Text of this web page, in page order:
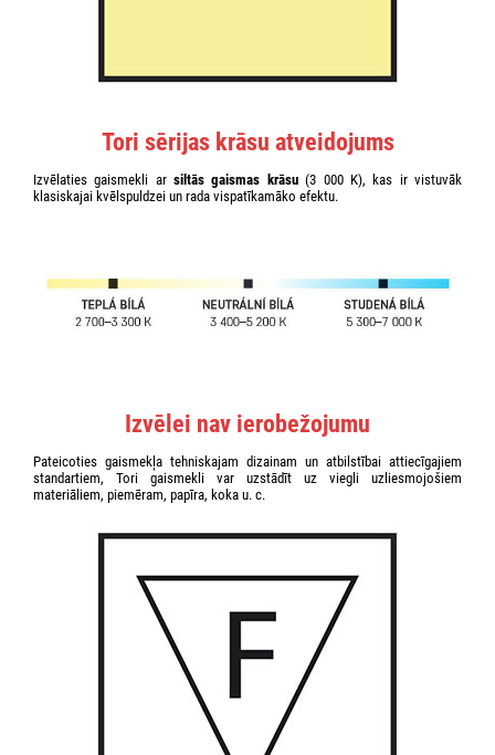
Tori sērijas krāsu atveidojums
Izvēlaties gaismekli arsiltās gaismas krāsu(3 000 K), kas ir vistuvāk
klasiskajai kvēlspuldzei un rada vispatīkamāko efektu.
Izvēlei nav ierobežojumu
Pateicoties gaismekļa tehniskajam dizainam un atbilstībai attiecīgajiem
standartiem, Tori gaismekli var uzstādīt uz viegli uzliesmojošiem
materiāliem, piemēram, papīra, koka u. c.